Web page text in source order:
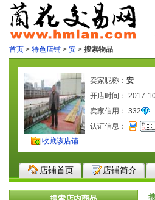
首页 > 特色店铺 > 安 > 搜索物品
收藏该店铺
卖家昵称： 安
开店时间： 2017-
卖家信用： 332
认证信息：
店铺首页 店铺简介